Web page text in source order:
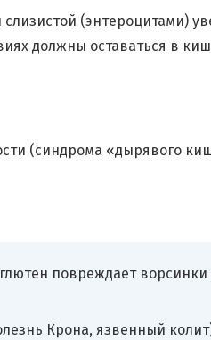
(энтероцитами)
должны оставаться в
(синдрома «дырявого
повреждает
Крона, язвенный